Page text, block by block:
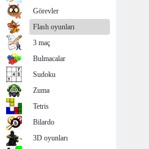
Görevler
Flash oyunları
3 maç
Bulmacalar
Sudoku
Zuma
Tetris
Bilardo
3D oyunları